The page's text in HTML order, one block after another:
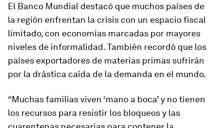
El Banco Mundial destacó que muchos países de
la región enfrentan la crisis con un espacio fiscal
limitado, con economías marcadas por mayores
niveles de informalidad. También recordó que los
países exportadores de materias primas sufrirán
por la drástica caída de la demanda en el mundo.
“Muchas familias viven ‘mano a boca’ y no tienen
los recursos para resistir los bloqueos y las